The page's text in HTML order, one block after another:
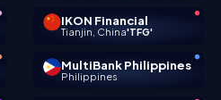
IKON Financial
Tianjin, China'TFG'
MultiBank Philippines
Philippines